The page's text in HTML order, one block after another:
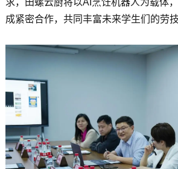
成紧密合作，共同丰富未来学生们的劳技